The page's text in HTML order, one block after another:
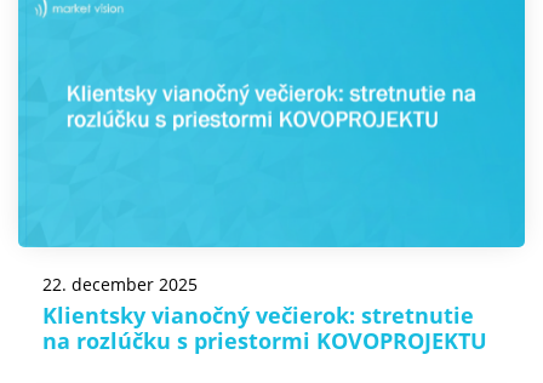
22. december 2025
Klientsky vianočný večierok: stretnutie
na rozlúčku s priestormi KOVOPROJEKTU